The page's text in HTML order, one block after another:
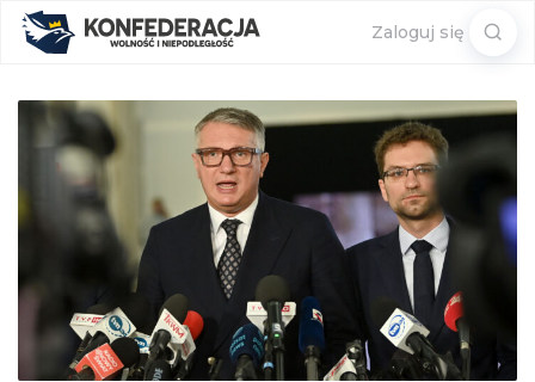
Zaloguj się